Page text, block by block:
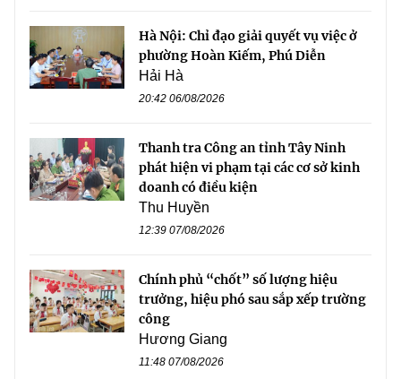
Hà Nội: Chỉ đạo giải quyết vụ việc ở
phường Hoàn Kiếm, Phú Diễn
Hải Hà
20:42 06/08/2026
Thanh tra Công an tỉnh Tây Ninh
phát hiện vi phạm tại các cơ sở kinh
doanh có điều kiện
Thu Huyền
12:39 07/08/2026
Chính phủ “chốt” số lượng hiệu
trưởng, hiệu phó sau sắp xếp trường
công
Hương Giang
11:48 07/08/2026